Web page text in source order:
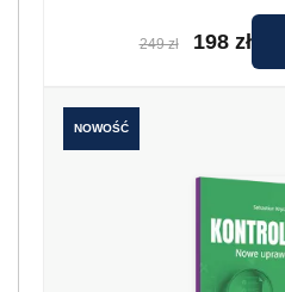
249 zł 198 zł
NOWOŚĆ